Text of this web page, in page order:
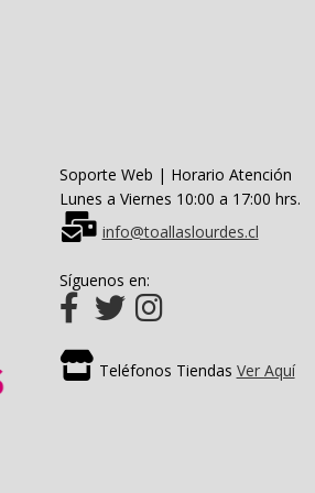
Soporte Web | Horario Atención
Lunes a Viernes 10:00 a 17:00 hrs.
info@toallaslourdes.cl
Síguenos en:
Teléfonos Tiendas Ver Aquí